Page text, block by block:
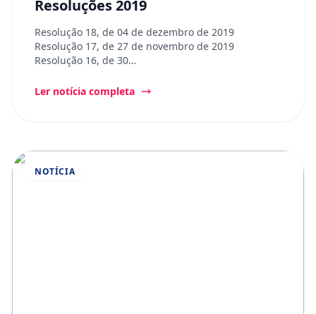
Resoluções 2019
Resolução 18, de 04 de dezembro de 2019
Resolução 17, de 27 de novembro de 2019
Resolução 16, de 30…
Ler notícia completa
NOTÍCIA